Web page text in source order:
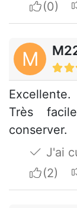
I
M
Très
conserver.
J'ai
I